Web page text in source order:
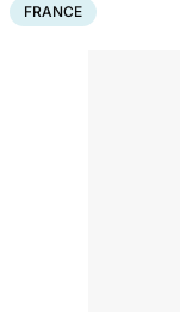
FRANCE